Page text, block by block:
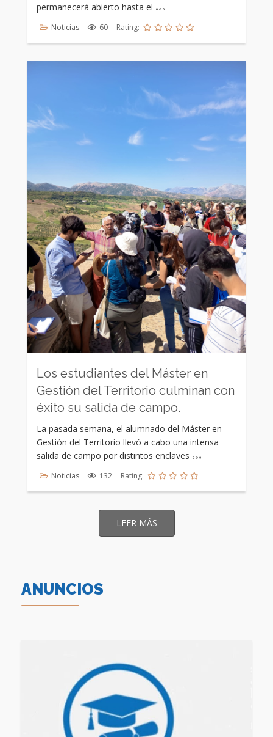
permanecerá abierto hasta el
Noticias 60 Rating:
Los estudiantes del Máster en
Gestión del Territorio culminan con
éxito su salida de campo.
La pasada semana, el alumnado del Máster en
Gestión del Territorio llevó a cabo una intensa
salida de campo por distintos enclaves
Noticias 132 Rating:
LEER MÁS
ANUNCIOS